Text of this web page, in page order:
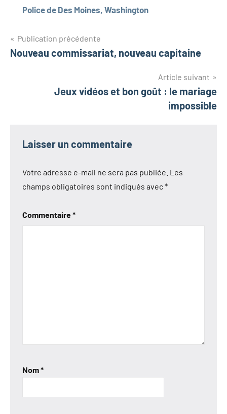
Police de Des Moines, Washington
Navigation
de
Publication précédente
Nouveau commissariat, nouveau capitaine
Article suivant
Jeux vidéos et bon goût : le mariage
impossible
Laisser un commentaire
Votre adresse e-mail ne sera pas publiée. Les
champs obligatoires sont indiqués avec*
Commentaire*
Nom*